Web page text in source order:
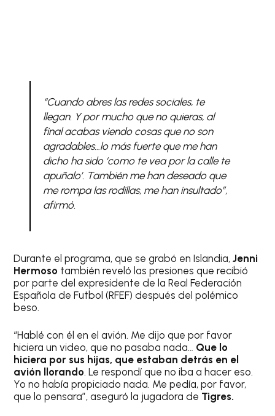
“Cuando abres las redes sociales, te
llegan. Y por mucho que no quieras, al
final acabas viendo cosas que no son
agradables…lo más fuerte que me han
dicho ha sido ‘como te vea por la calle te
apuñalo’. También me han deseado que
me rompa las rodillas, me han insultado”,
afirmó.
Durante el programa, que se grabó en Islandia, Jenni
Hermoso también reveló las presiones que recibió
por parte del expresidente de la Real Federación
Española de Futbol (RFEF) después del polémico
beso.
“Hablé con él en el avión. Me dijo que por favor
hiciera un video, que no pasaba nada… Que lo
hiciera por sus hijas, que estaban detrás en el
avión llorando. Le respondí que no iba a hacer eso.
Yo no había propiciado nada. Me pedía, por favor,
que lo pensara”, aseguró la jugadora de Tigres.